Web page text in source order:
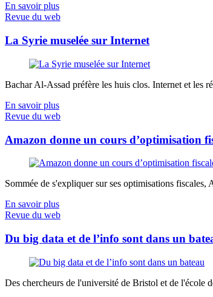
En savoir plus
Revue du web
La Syrie muselée sur Internet
Bachar Al-Assad préfère les huis clos. Internet et les
En savoir plus
Revue du web
Amazon donne un cours d’optimisation
Sommée de s'expliquer sur ses optimisations
En savoir plus
Revue du web
Du big data et de l’info sont dans un
Des chercheurs de l'université de Bristol et de